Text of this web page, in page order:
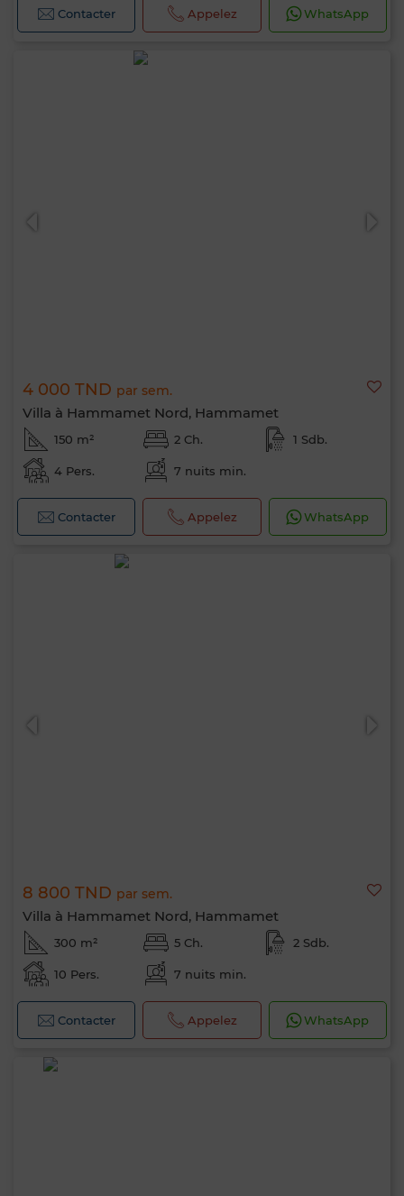
Contacter Appelez WhatsApp
4 000 TND par sem.
Villa à Hammamet Nord, Hammamet
150 m² 2 Ch. 1 Sdb.
4 Pers. 7 nuits min.
Contacter Appelez WhatsApp
8 800 TND par sem.
Villa à Hammamet Nord, Hammamet
300 m² 5 Ch. 2 Sdb.
10 Pers. 7 nuits min.
Contacter Appelez WhatsApp